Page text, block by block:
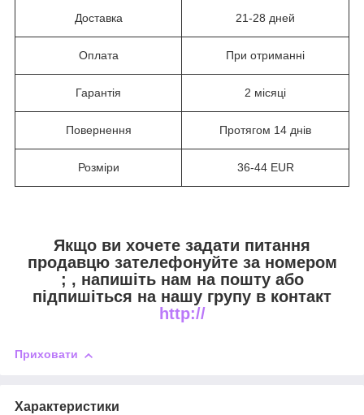
Доставка 21-28 дней
Оплата При отриманні
Гарантія 2 місяці
Повернення Протягом 14 днів
Розміри 36-44 EUR
Якщо ви хочете задати питання
продавцю зателефонуйте за номером
; , напишіть нам на пошту або
підпишіться на нашу групу в контакт
http://
Приховати
Характеристики